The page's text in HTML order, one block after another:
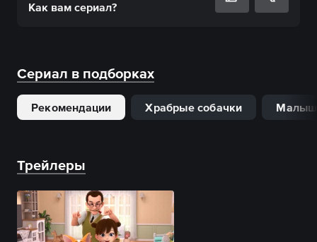
Как вам сериал?
Сериал в подборках
Рекомендации Храбрые собачки
Трейлеры